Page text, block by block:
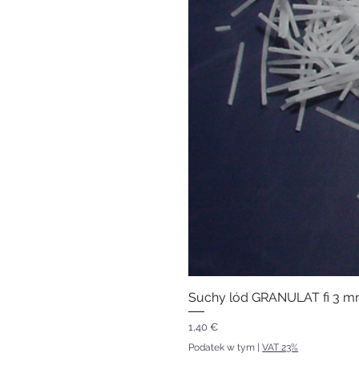
Suchy lód GRANULAT fi 3
Cena
1,40 €
Podatek w tym |VAT 23%